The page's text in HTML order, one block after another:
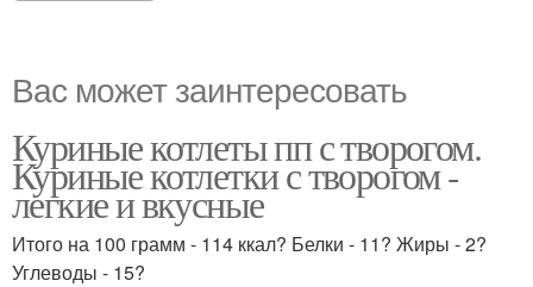
Вас может заинтересовать
Куриные котлеты пп с творогом.
Куриные котлетки с творогом -
легкие и вкусные
Итого на 100 грамм - 114 ккал? Белки - 11? Жиры - 2?
Углеводы - 15?